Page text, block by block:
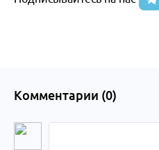
Комментарии (0)